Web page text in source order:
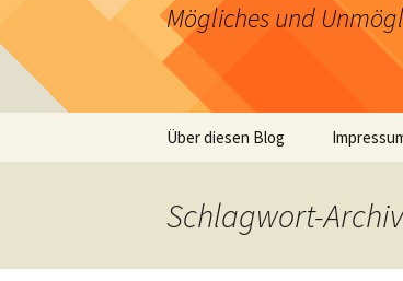
Mögliches und
Über diesen Blog
Schlagwort-